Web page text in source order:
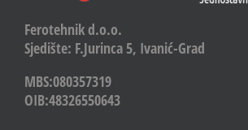
Ferotehnik d.o.o.
Sjedište: F.Jurinca 5, Ivanić-Grad
MBS:080357319
OIB:48326550643